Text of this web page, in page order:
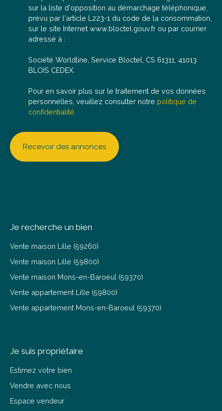
sur la liste d'opposition au démarchage téléphonique,
prévu par l'article L223-1 du code de la consommation,
sur le site Internet www.bloctel.gouv.fr ou par courrier
adressé à :
Société Worldline, Service Bloctel, CS 61311, 41013
BLOIS CEDEX.
Pour en savoir plus sur le traitement de vos données
personnelles, veuillez consulter notre politique de
confidentialité
Recevoir des annonces
Je recherche un bien
Vente maison Lille (59260)
Vente maison Lille (59800)
Vente maison Mons-en-Baroeul (59370)
Vente appartement Lille (59800)
Vente appartement Mons-en-Baroeul (59370)
Je suis propriétaire
Estimez votre bien
Vendre avec nous
Espace vendeur